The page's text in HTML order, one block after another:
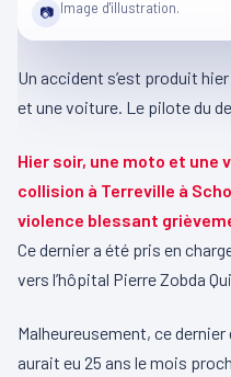
📷 Image d'illustration.
Un accident s’est produit
et une voiture. Le pilote du
Hier soir, une moto et une
collision à Terreville à
violence blessant
Ce dernier a été pris en
vers l’hôpital Pierre Zobda
Malheureusement, ce
aurait eu 25 ans le mois